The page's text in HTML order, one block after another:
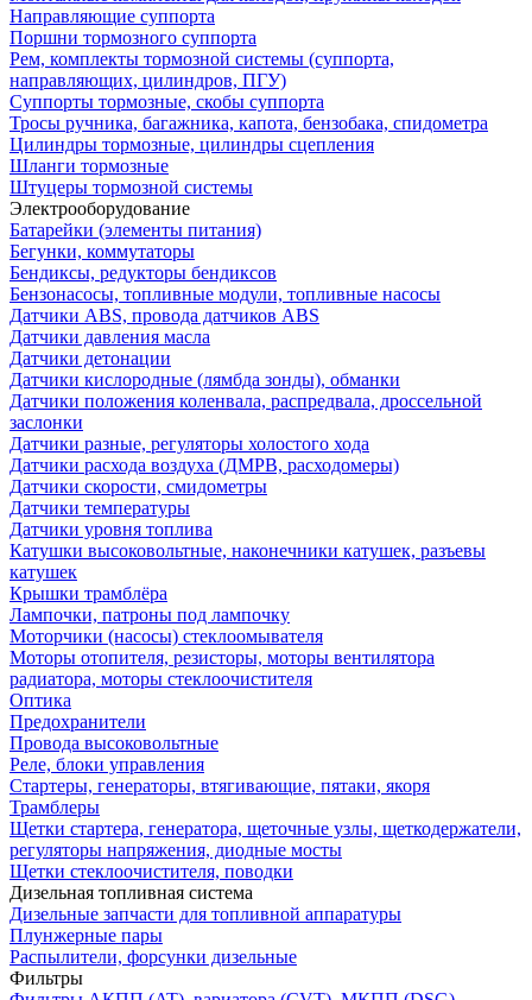
Направляющие суппорта
Поршни тормозного суппорта
Рем, комплекты тормозной системы (суппорта,
направляющих, цилиндров, ПГУ)
Суппорты тормозные, скобы суппорта
Тросы ручника, багажника, капота, бензобака, спидометра
Цилиндры тормозные, цилиндры сцепления
Шланги тормозные
Штуцеры тормозной системы
Электрооборудование
Батарейки (элементы питания)
Бегунки, коммутаторы
Бендиксы, редукторы бендиксов
Бензонасосы, топливные модули, топливные насосы
Датчики ABS, провода датчиков ABS
Датчики давления масла
Датчики детонации
Датчики кислородные (лямбда зонды), обманки
Датчики положения коленвала, распредвала, дроссельной
заслонки
Датчики разные, регуляторы холостого хода
Датчики расхода воздуха (ДМРВ, расходомеры)
Датчики скорости, смидометры
Датчики температуры
Датчики уровня топлива
Катушки высоковольтные, наконечники катушек, разъевы
катушек
Крышки трамблёра
Лампочки, патроны под лампочку
Моторчики (насосы) стеклоомывателя
Моторы отопителя, резисторы, моторы вентилятора
радиатора, моторы стеклоочистителя
Оптика
Предохранители
Провода высоковольтные
Реле, блоки управления
Стартеры, генераторы, втягивающие, пятаки, якоря
Трамблеры
Щетки стартера, генератора, щеточные узлы, щеткодержатели,
регуляторы напряжения, диодные мосты
Щетки стеклоочистителя, поводки
Дизельная топливная система
Дизельные запчасти для топливной аппаратуры
Плунжерные пары
Распылители, форсунки дизельные
Фильтры